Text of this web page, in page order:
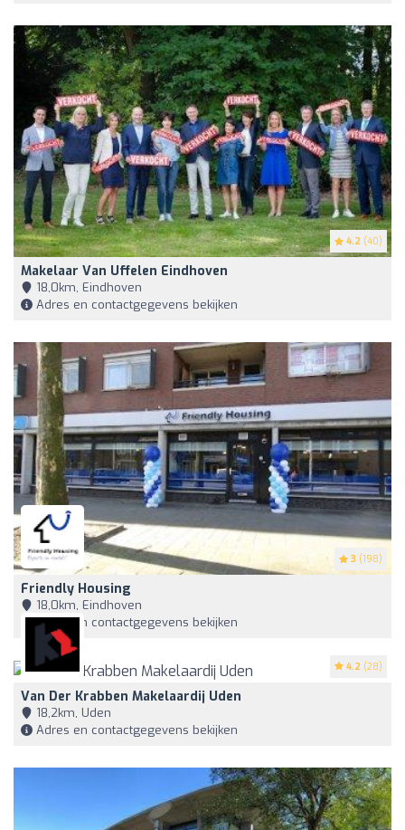
4.2 (40)
Makelaar Van Uffelen Eindhoven
18,0km, Eindhoven
Adres en contactgegevens bekijken
3 (198)
Friendly Housing
18,0km, Eindhoven
Adres en contactgegevens bekijken
4.2 (28)
Van Der Krabben Makelaardij Uden
18,2km, Uden
Adres en contactgegevens bekijken